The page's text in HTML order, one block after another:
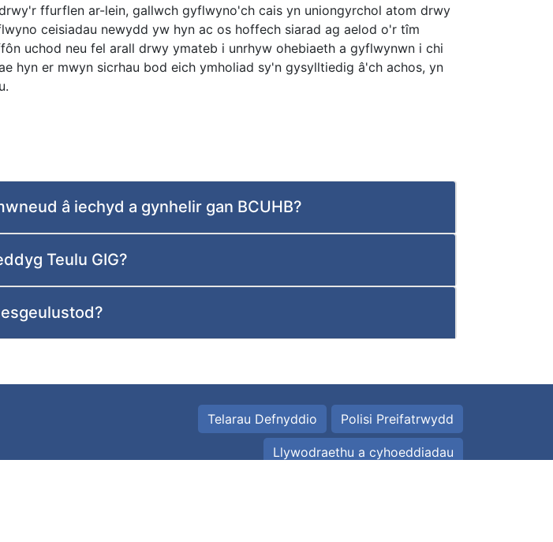
ffurflen ar-lein, gallwch gyflwyno'ch cais yn uniongyrchol atom drwy
ceisiadau newydd yw hyn ac os hoffech siarad ag aelod o'r tîm
uchod neu fel arall drwy ymateb i unrhyw ohebiaeth a gyflwynwn i chi
hyn er mwyn sicrhau bod eich ymholiad sy'n gysylltiedig â'ch achos, yn
â iechyd a gynhelir gan BCUHB?
Teulu GIG?
Telarau Defnyddio Polisi Preifatrwydd
Llywodraethu a cyhoeddiadau